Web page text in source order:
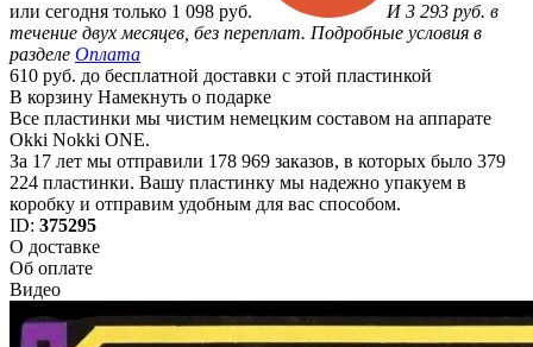
или сегодня только 1 098 руб.
И 3 293 руб. в
течение двух месяцев, без переплат. Подробные условия в
разделе Оплата
610 руб. до бесплатной доставки с этой пластинкой
В корзину Намекнуть о подарке
Все пластинки мы чистим немецким составом на аппарате
Okki Nokki ONE.
За 17 лет мы отправили 178 969 заказов, в которых было 379
224 пластинки. Вашу пластинку мы надежно упакуем в
коробку и отправим удобным для вас способом.
ID: 375295
О доставке
Об оплате
Видео